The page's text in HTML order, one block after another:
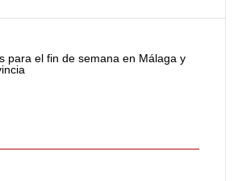
para el fin de semana en Málaga y